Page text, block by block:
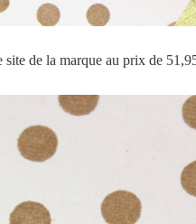
de la marque au prix de